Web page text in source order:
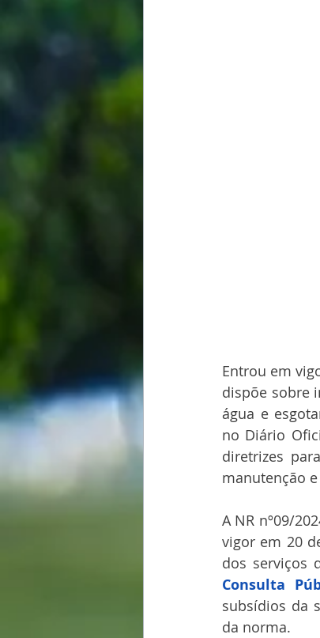
Entrou em
dispõe sobre
água e
no Diário
diretrizes
manutenção
A NR nº09/
vigor em 20
Consulta
subsídios da
da norma.